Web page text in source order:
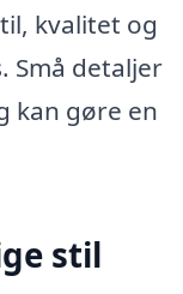
kvalitet og
Små detaljer
kan gøre en
stil